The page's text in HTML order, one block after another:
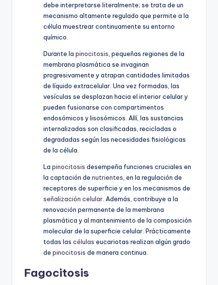
debe interpretarse literalmente; se trata de un
mecanismo altamente regulado que permite a la
célula muestrear continuamente su entorno
químico.
Durante la pinocitosis , pequeñas regiones de la
membrana plasmática se invaginan
progresivamente y atrapan cantidades limitadas
de líquido extracelular. Una vez formadas, las
vesículas se desplazan hacia el interior celular y
pueden fusionarse con compartimentos
endosómicos y lisosómicos. Allí, las sustancias
internalizadas son clasificadas, recicladas o
degradadas según las necesidades fisiológicas
de la célula.
La pinocitosis desempeña funciones cruciales en
la captación de nutrientes , en la regulación de
receptores de superficie y en los mecanismos de
señalización celular . Además, contribuye a la
renovación permanente de la membrana
plasmática y al mantenimiento de la composición
molecular de la superficie celular. Prácticamente
todas las células eucariotas realizan algún grado
de pinocitosis de manera continua.
Fagocitosis